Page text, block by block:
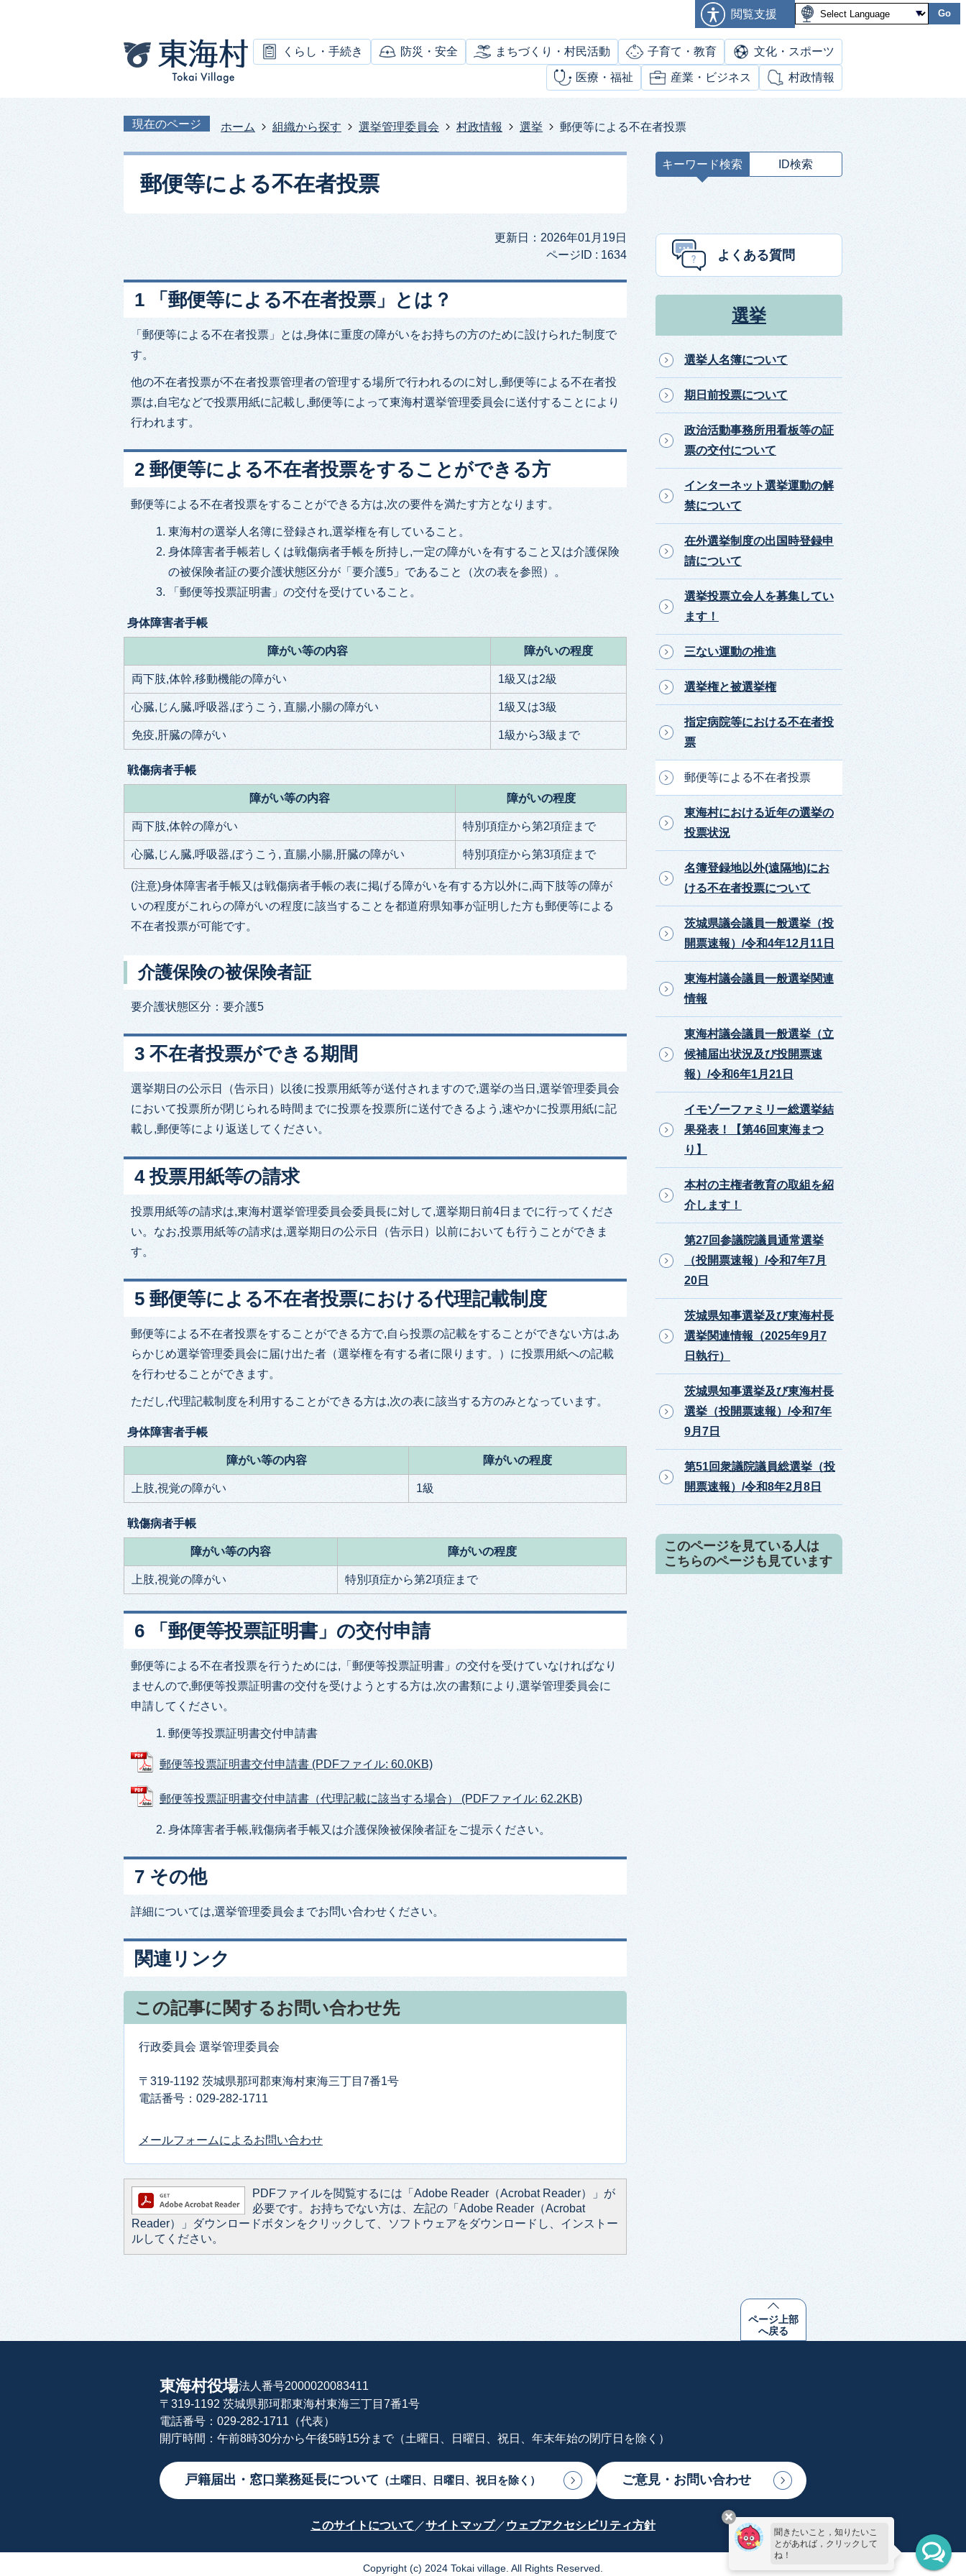
閲覧支援 Go
くらし・手続き 防災・安全 まちづくり・村民活動 子育て・教育 文化・スポーツ
医療・福祉 産業・ビジネス 村政情報
現在のページ ホーム 組織から探す 選挙管理委員会 村政情報 選挙 郵便等による不在者投票
郵便等による不在者投票
更新日：2026年01月19日
ページID : 1634
1 「郵便等による不在者投票」とは？
「郵便等による不在者投票」とは,身体に重度の障がいをお持ちの方のために設けられた制度で
す。
他の不在者投票が不在者投票管理者の管理する場所で行われるのに対し,郵便等による不在者投
票は,自宅などで投票用紙に記載し,郵便等によって東海村選挙管理委員会に送付することにより
行われます。
2 郵便等による不在者投票をすることができる方
郵便等による不在者投票をすることができる方は,次の要件を満たす方となります。
東海村の選挙人名簿に登録され,選挙権を有していること。
身体障害者手帳若しくは戦傷病者手帳を所持し,一定の障がいを有すること又は介護保険
の被保険者証の要介護状態区分が「要介護5」であること（次の表を参照）。
「郵便等投票証明書」の交付を受けていること。
身体障害者手帳
障がい等の内容 障がいの程度
両下肢,体幹,移動機能の障がい 1級又は2級
心臓,じん臓,呼吸器,ぼうこう, 直腸,小腸の障がい 1級又は3級
免疫,肝臓の障がい 1級から3級まで
戦傷病者手帳
障がい等の内容 障がいの程度
両下肢,体幹の障がい 特別項症から第2項症まで
心臓,じん臓,呼吸器,ぼうこう, 直腸,小腸,肝臓の障がい 特別項症から第3項症まで
(注意)身体障害者手帳又は戦傷病者手帳の表に掲げる障がいを有する方以外に,両下肢等の障が
いの程度がこれらの障がいの程度に該当することを都道府県知事が証明した方も郵便等による
不在者投票が可能です。
介護保険の被保険者証
要介護状態区分：要介護5
​​​​​​​3 不在者投票ができる期間
選挙期日の公示日（告示日）以後に投票用紙等が送付されますので,選挙の当日,選挙管理委員会
において投票所が閉じられる時間までに投票を投票所に送付できるよう,速やかに投票用紙に記
載し,郵便等により返送してください。
4 投票用紙等の請求
投票用紙等の請求は,東海村選挙管理委員会委員長に対して,選挙期日前4日までに行ってくださ
い。なお,投票用紙等の請求は,選挙期日の公示日（告示日）以前においても行うことができま
す。
​​​​​​​5 郵便等による不在者投票における代理記載制度
郵便等による不在者投票をすることができる方で,自ら投票の記載をすることができない方は,あ
らかじめ選挙管理委員会に届け出た者（選挙権を有する者に限ります。）に投票用紙への記載
を行わせることができます。
ただし,代理記載制度を利用することができる方は,次の表に該当する方のみとなっています。
身体障害者手帳
障がい等の内容 障がいの程度
上肢,視覚の障がい 1級
戦傷病者手帳
障がい等の内容 障がいの程度
上肢,視覚の障がい 特別項症から第2項症まで
6 「郵便等投票証明書」の交付申請
郵便等による不在者投票を行うためには,「郵便等投票証明書」の交付を受けていなければなり
ませんので,郵便等投票証明書の交付を受けようとする方は,次の書類により,選挙管理委員会に
申請してください。
郵便等投票証明書交付申請書
郵便等投票証明書交付申請書 (PDFファイル: 60.0KB)
郵便等投票証明書交付申請書（代理記載に該当する場合） (PDFファイル: 62.2KB)
身体障害者手帳,戦傷病者手帳又は介護保険被保険者証をご提示ください。
7 その他
詳細については,選挙管理委員会までお問い合わせください。
関連リンク
この記事に関するお問い合わせ先
行政委員会 選挙管理委員会
〒319-1192 茨城県那珂郡東海村東海三丁目7番1号
電話番号：029-282-1711
メールフォームによるお問い合わせ
PDFファイルを閲覧するには「Adobe Reader（Acrobat Reader）」が
必要です。お持ちでない方は、左記の「Adobe Reader（Acrobat
Reader）」ダウンロードボタンをクリックして、ソフトウェアをダウンロードし、インストー
ルしてください。
キーワード検索 ID検索
ー
よくある質問
選挙
選挙人名簿について
期日前投票について
政治活動事務所用看板等の証
票の交付について
インターネット選挙運動の解
禁について
在外選挙制度の出国時登録申
請について
選挙投票立会人を募集してい
ます！
三ない運動の推進
選挙権と被選挙権
指定病院等における不在者投
票
郵便等による不在者投票
東海村における近年の選挙の
投票状況
名簿登録地以外(遠隔地)にお
ける不在者投票について
茨城県議会議員一般選挙（投
開票速報）/令和4年12月11日
東海村議会議員一般選挙関連
情報
東海村議会議員一般選挙（立
候補届出状況及び投開票速
報）/令和6年1月21日
イモゾーファミリー総選挙結
果発表！【第46回東海まつ
り】
本村の主権者教育の取組を紹
介します！
第27回参議院議員通常選挙
（投開票速報）/令和7年7月
20日
茨城県知事選挙及び東海村長
選挙関連情報（2025年9月7
日執行）
茨城県知事選挙及び東海村長
選挙（投開票速報）/令和7年
9月7日
第51回衆議院議員総選挙（投
開票速報）/令和8年2月8日
このページを見ている人は
こちらのページも見ています
ページ上部
へ戻る
東海村役場法人番号2000020083411
〒319-1192 茨城県那珂郡東海村東海三丁目7番1号
電話番号：029-282-1711（代表）
開庁時間：午前8時30分から午後5時15分まで（土曜日、日曜日、祝日、年末年始の閉庁日を除く）
戸籍届出・窓口業務延長について （土曜日、日曜日、祝日を除く） ご意見・お問い合わせ
このサイトについて サイトマップ ウェブアクセシビリティ方針
Copyright (c) 2024 Tokai village. All Rights Reserved.
聞きたいこと，知りたいこ
とがあれば，クリックして
ね！